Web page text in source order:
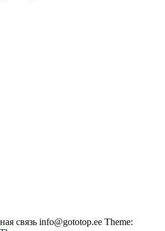
связь info@gototop.ee Theme: